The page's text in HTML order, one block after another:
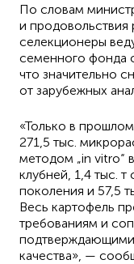
По словам
и
селекционеры
семенного фонда
что значительно
от зарубежных
«Только в
271,5 тыс.
методом „in vitro“
клубней, 1,4 тыс.
поколения и 57,5
Весь картофель
требованиям и
качества», —